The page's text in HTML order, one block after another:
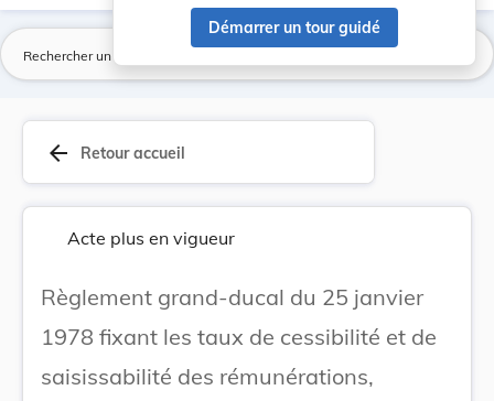
Démarrer un tour guidé
arrow_back Retour accueil
Acte plus en vigueur
Règlement grand-ducal du 25 janvier
1978 fixant les taux de cessibilité et de
saisissabilité des rémunérations,